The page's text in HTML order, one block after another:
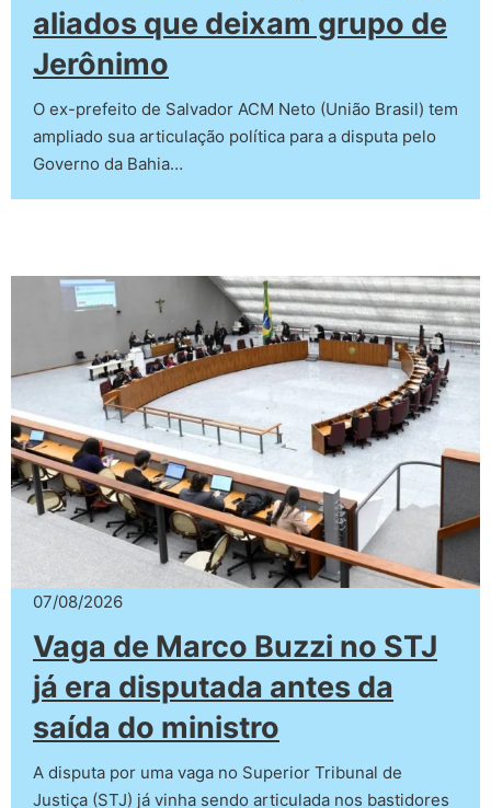
aliados que deixam grupo de
Jerônimo
O ex-prefeito de Salvador ACM Neto (União Brasil) tem
ampliado sua articulação política para a disputa pelo
Governo da Bahia…
07/08/2026
Vaga de Marco Buzzi no STJ
já era disputada antes da
saída do ministro
A disputa por uma vaga no Superior Tribunal de
Justiça (STJ) já vinha sendo articulada nos bastidores